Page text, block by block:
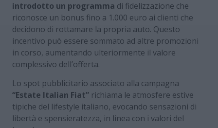
introdotto un programma di fidelizzazione che
riconosce un bonus fino a 1.000 euro ai clienti che
decidono di rottamare la propria auto. Questo
incentivo può essere sommato ad altre promozioni
in corso, aumentando ulteriormente il valore
complessivo dell’offerta.
Lo spot pubblicitario associato alla campagna
“Estate Italian Fiat” richiama le atmosfere estive
tipiche del lifestyle italiano, evocando sensazioni di
libertà e spensieratezza, in linea con i valori del